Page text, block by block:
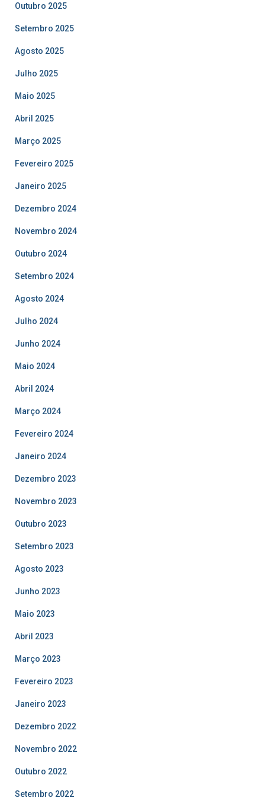
Outubro 2025
Setembro 2025
Agosto 2025
Julho 2025
Maio 2025
Abril 2025
Março 2025
Fevereiro 2025
Janeiro 2025
Dezembro 2024
Novembro 2024
Outubro 2024
Setembro 2024
Agosto 2024
Julho 2024
Junho 2024
Maio 2024
Abril 2024
Março 2024
Fevereiro 2024
Janeiro 2024
Dezembro 2023
Novembro 2023
Outubro 2023
Setembro 2023
Agosto 2023
Junho 2023
Maio 2023
Abril 2023
Março 2023
Fevereiro 2023
Janeiro 2023
Dezembro 2022
Novembro 2022
Outubro 2022
Setembro 2022